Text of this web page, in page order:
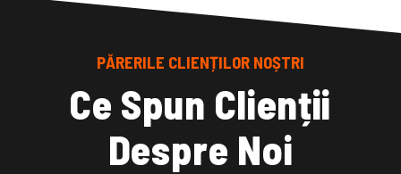
PĂRERILE CLIENȚILOR NOȘTRI
Ce Spun Clienții
Despre Noi